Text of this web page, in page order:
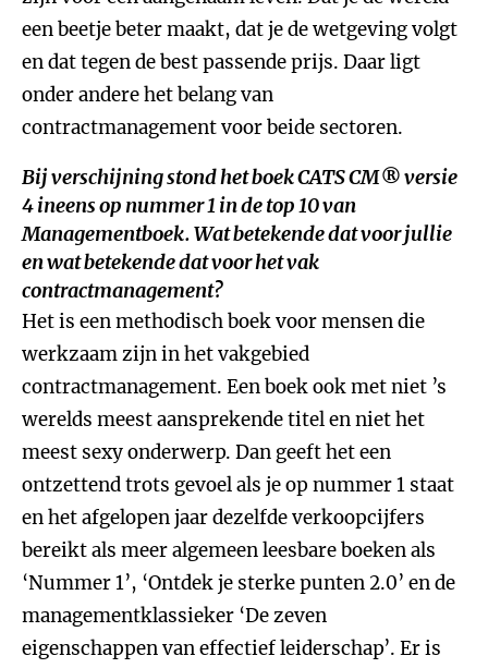
een beetje beter maakt, dat je de wetgeving volgt
en dat tegen de best passende prijs. Daar ligt
onder andere het belang van
contractmanagement voor beide sectoren.
Bij verschijning stond het boekCATS CM® versie
4ineens op nummer 1 in de top 10 van
Managementboek. Wat betekende dat voor jullie
en wat betekende dat voor het vak
contractmanagement?
Het is een methodisch boek voor mensen die
werkzaam zijn in het vakgebied
contractmanagement. Een boek ook met niet ’s
werelds meest aansprekende titel en niet het
meest sexy onderwerp. Dan geeft het een
ontzettend trots gevoel als je op nummer 1 staat
en het afgelopen jaar dezelfde verkoopcijfers
bereikt als meer algemeen leesbare boeken als
‘Nummer 1’, ‘Ontdek je sterke punten 2.0’ en de
managementklassieker ‘De zeven
eigenschappen van effectief leiderschap’. Er is